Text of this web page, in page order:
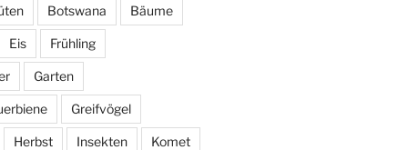
Botswana Bäume
Eis Frühling
Garten
Greifvögel
Herbst Insekten Komet